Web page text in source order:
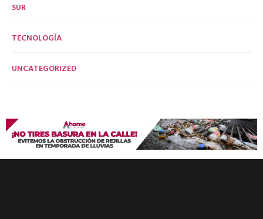
SUR
TECNOLOGÍA
UNCATEGORIZED